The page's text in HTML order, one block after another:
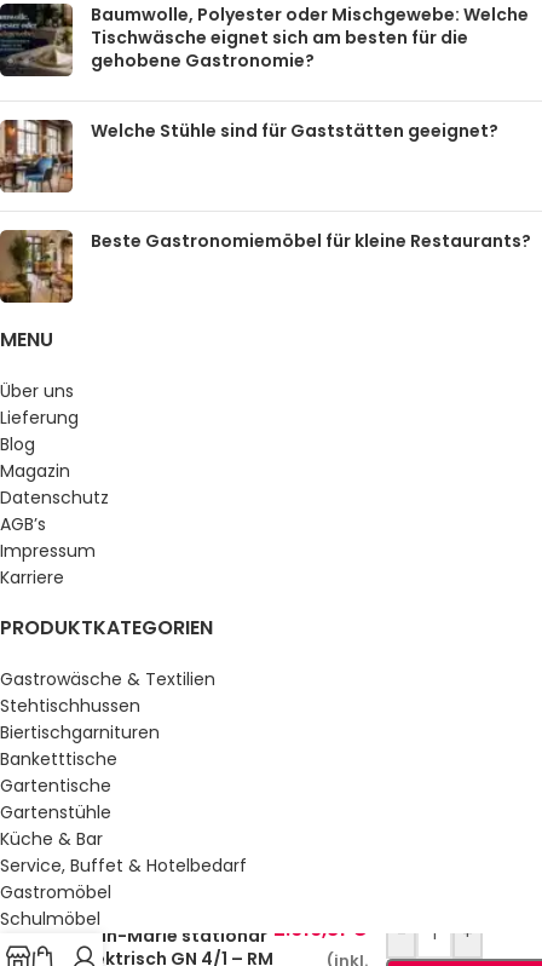
Baumwolle, Polyester oder Mischgewebe: Welche
Tischwäsche eignet sich am besten für die
gehobene Gastronomie?
Welche Stühle sind für Gaststätten geeignet?
Beste Gastronomiemöbel für kleine Restaurants?
MENU
Über uns
Lieferung
Blog
Magazin
Datenschutz
AGB’s
Impressum
Karriere
PRODUKTKATEGORIEN
Gastrowäsche & Textilien
Stehtischhussen
Biertischgarnituren
Banketttische
Gartentische
Gartenstühle
Küche & Bar
Service, Buffet & Hotelbedarf
Gastromöbel
Schulmöbel
Sale %
Bain-Marie stationär
elektrisch GN 4/1 – RM
2.616,81 €
(inkl.
- +